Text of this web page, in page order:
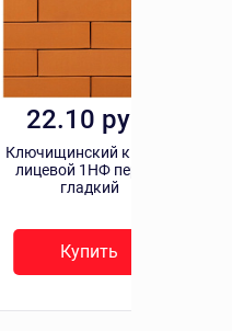
22.10 руб.
Ключищинский кирпич
лицевой 1НФ персик
гладкий
Купить